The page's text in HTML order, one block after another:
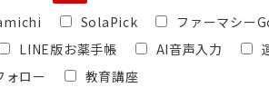
SolaPick
ファーマシー
LINE版お薬手帳 AI音声入力
ォロー 教育講座